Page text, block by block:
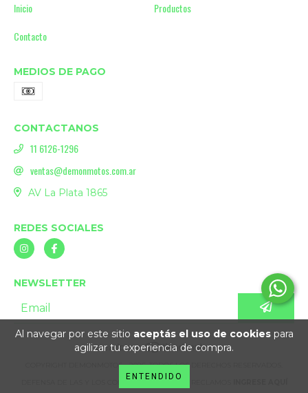
Al navegar por este sitio aceptás el uso de cookiespara
agilizar tu experiencia de compra.
ENTENDIDO
Inicio
Productos
Contacto
MEDIOS DE PAGO
CONTACTANOS
11 6126-1296
ventas@demonmotos.com.ar
AV La Plata 1865
REDES SOCIALES
NEWSLETTER
COPYRIGHT DEMONMOTOS - 2026. TODOS LOS DERECHOS RESERVADOS.
DEFENSA DE LAS Y LOS CONSUMIDORES. PARA RECLAMOS